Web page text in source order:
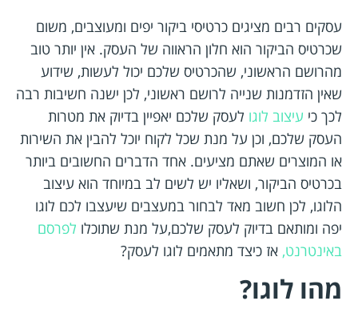
עסקים רבים מציגים כרטיסי ביקור יפים ומעוצבים, משום
שכרטיס הביקור הוא חלון הראווה של העסק. אין יותר טוב
מהרושם הראשוני, שהכרטיס שלכם יכול לעשות, שידוע
שאין הזדמנות שנייה לרושם ראשוני, לכן ישנה חשיבות רבה
לכך כי עיצוב לוגו לעסק שלכם יאפיין בדיוק את מטרות
העסק שלכם, וכן על מנת שכל לקוח יוכל להבין את השירות
או המוצרים שאתם מציעים. אחד הדברים החשובים ביותר
בכרטיס הביקור, ושאליו יש לשים לב במיוחד הוא עיצוב
הלוגו, לכן חשוב מאד לבחור במעצבים שיעצבו לכם לוגו
יפה ומותאם בדיוק לעסק שלכם,על מנת שתוכלו לפרסם
באינטרנט, אז כיצד מתאמים לוגו לעסק?
מהו לוגו?